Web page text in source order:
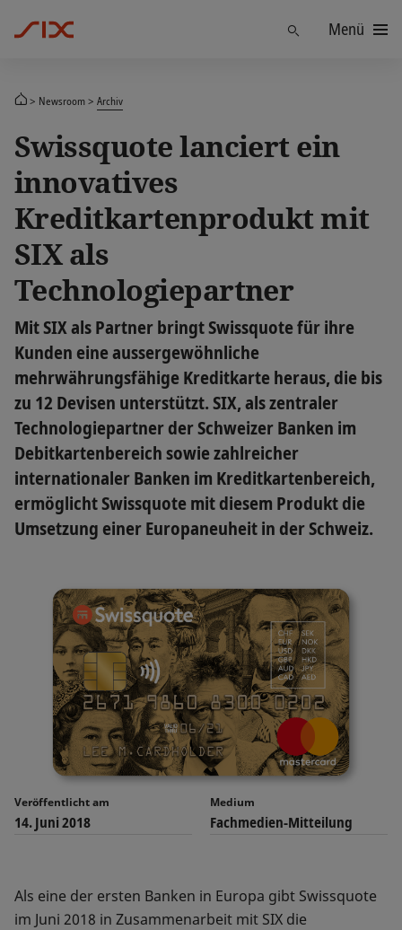
FindenMenü
Newsroom Archiv
Swissquote lanciert ein
innovatives
Kreditkartenprodukt mit
SIX als
Technologiepartner
Mit SIX als Partner bringt Swissquote für ihre
Kunden eine aussergewöhnliche
mehrwährungsfähige Kreditkarte heraus, die bis
zu 12 Devisen unterstützt. SIX, als zentraler
Technologiepartner der Schweizer Banken im
Debitkartenbereich sowie zahlreicher
internationaler Banken im Kreditkartenbereich,
ermöglicht Swissquote mit diesem Produkt die
Umsetzung einer Europaneuheit in der Schweiz.
Veröffentlicht am
14. Juni 2018
Medium
Fachmedien-Mitteilung
Als eine der ersten Banken in Europa gibt Swissquote
im Juni 2018 in Zusammenarbeit mit SIX die